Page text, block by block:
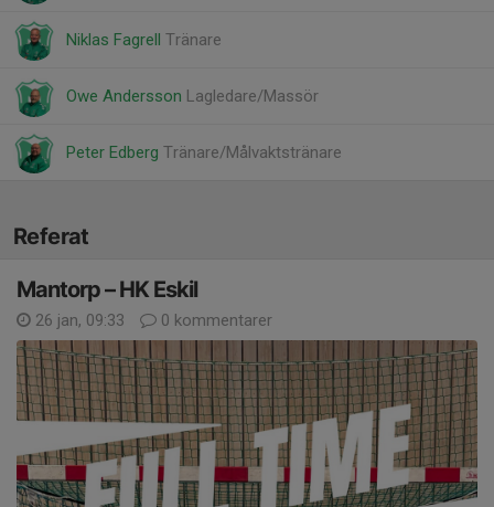
Niklas Fagrell Tränare
Owe Andersson Lagledare/Massör
Peter Edberg Tränare/Målvaktstränare
Referat
Mantorp – HK Eskil
26 jan, 09:33 0 kommentarer